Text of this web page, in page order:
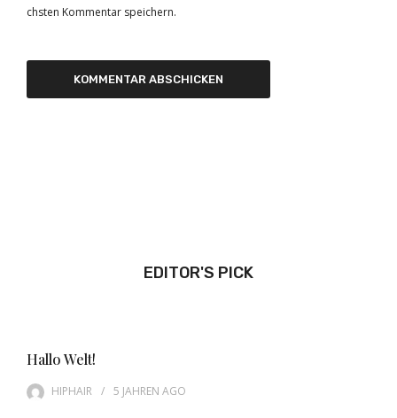
chsten Kommentar speichern.
EDITOR'S PICK
Hallo Welt!
HIPHAIR 5 JAHREN AGO